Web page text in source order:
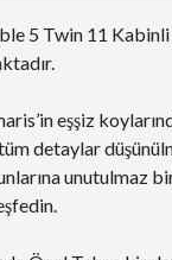
5 Twin 11
eşşiz
detaylar
unutulmaz